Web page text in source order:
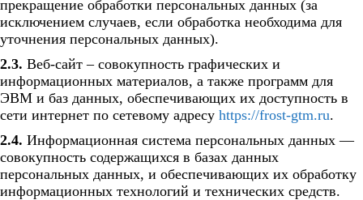
прекращение обработки персональных данных (за
исключением случаев, если обработка необходима для
уточнения персональных данных).
2.3. Веб-сайт – совокупность графических и
информационных материалов, а также программ для
ЭВМ и баз данных, обеспечивающих их доступность в
сети интернет по сетевому адресу https://frost-gtm.ru.
2.4. Информационная система персональных данных —
совокупность содержащихся в базах данных
персональных данных, и обеспечивающих их обработку
информационных технологий и технических средств.